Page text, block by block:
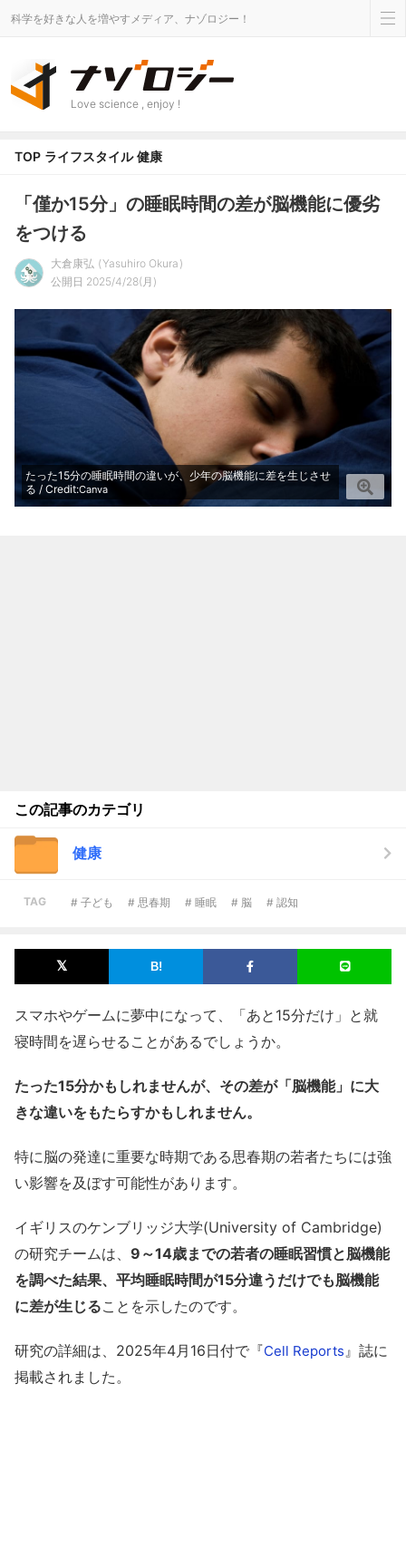
科学を好きな人を増やすメディア、ナゾロジー！
Love science , enjoy !
TOP ライフスタイル 健康
「僅か15分」の睡眠時間の差が脳機能に優劣
をつける
大倉康弘
Yasuhiro Okura
公開日 2025/4/28(月)
たった15分の睡眠時間の違いが、少年の脳機能に差を生じさせ
る / Credit:Canva
この記事のカテゴリ
健康
TAG # 子ども # 思春期 # 睡眠 # 脳 # 認知
スマホやゲームに夢中になって、「あと15分だけ」と就
寝時間を遅らせることがあるでしょうか。
たった15分かもしれませんが、その差が「脳機能」に大
きな違いをもたらすかもしれません。
特に脳の発達に重要な時期である思春期の若者たちには強
い影響を及ぼす可能性があります。
イギリスのケンブリッジ大学(University of Cambridge)
の研究チームは、 9～14歳までの若者の睡眠習慣と脳機能
を調べた結果、平均睡眠時間が15分違うだけでも脳機能
に差が生じることを示したのです。
研究の詳細は、2025年4月16日付で『Cell Reports 』誌に
掲載されました。